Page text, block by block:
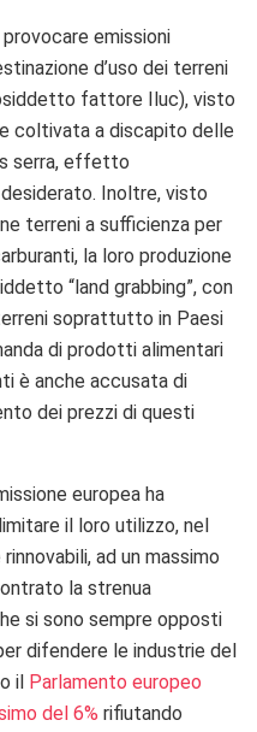
emissioni
d’uso dei terreni
fattore Iluc), visto
coltivata a discapito delle
serra, effetto
Inoltre, visto
terreni a sufficienza per
la loro produzione
“land grabbing”, con
soprattutto in Paesi
di prodotti alimentari
è anche accusata di
dei prezzi di questi
europea ha
il loro utilizzo, nel
ad un massimo
la strenua
si sono sempre opposti
difendere le industrie del
il Parlamento europeo
del 6% rifiutando